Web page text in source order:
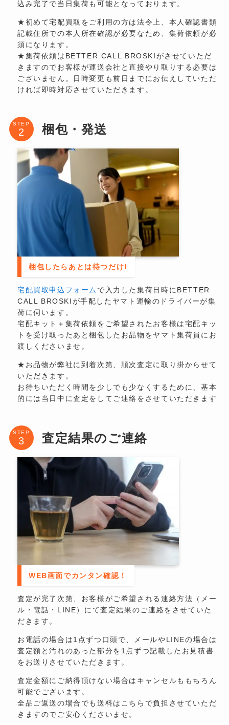
込み完了で当日集荷も可能となっております。
★初めて宅配買取をご利用の方は法令上、本人確認書類
記載住所での本人所在確認が必要なため、集荷依頼が必
須になります。
★集荷依頼はBETTER CALL BROSKIがさせていただ
きますのでお客様が運送会社と直接やり取りする必要は
ございません。日時変更も前日までにお伝えしていただ
ければ即時対応させていただきます。
STEP 梱包・発送
梱包したらあとは待つだけ!
宅配買取申込フォーム で入力した集荷日時にBETTER
CALL BROSKIが手配したヤマト運輸のドライバーが集
荷に伺います。
宅配キット＋集荷依頼をご希望されたお客様は宅配キッ
トを受け取ったあと梱包したお品物をヤマト集荷員にお
渡しくださいませ。
★お品物が弊社に到着次第、順次査定に取り掛からせて
いただきます。
お待ちいただく時間を少しでも少なくするために、基本
的には当日中に査定をしてご連絡をさせていただきます
STEP 査定結果のご連絡
WEB画面でカンタン確認！
査定が完了次第、お客様がご希望される連絡方法（メー
ル・電話・LINE）にて査定結果のご連絡をさせていた
だきます。
お電話の場合は1点ずつ口頭で、メールやLINEの場合は
査定額と汚れのあった部分を1点ずつ記載したお見積書
をお送りさせていただきます。
査定金額にご納得頂けない場合はキャンセルももちろん
可能でございます。
全品ご返送の場合でも送料はこちらで負担させていただ
きますのでご安心くださいませ。